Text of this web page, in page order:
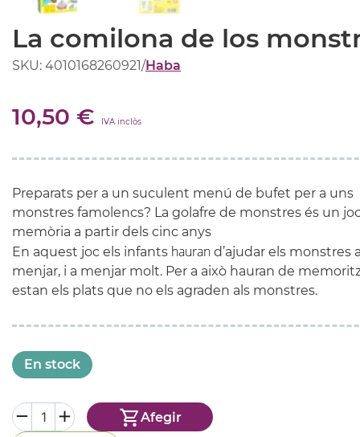
La comilona de los
SKU: 4010168260921/Haba
10,50 € IVA inclòs
Preparats per a un suculent menú de bufet per a uns
monstres famolencs? La golafre de monstres és un
memòria a partir dels cinc anys
En aquest joc els infants hauran d’ajudar els monstres
menjar, i a menjar molt. Per a això hauran de
estan els plats que no els agraden als monstres.
En stock
Afegir